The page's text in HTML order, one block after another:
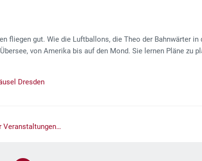
fliegen gut. Wie die Luftballons, die Theo der Bahnwärter
von Amerika bis auf den Mond. Sie lernen Pläne zu
Dresden
Veranstaltungen…